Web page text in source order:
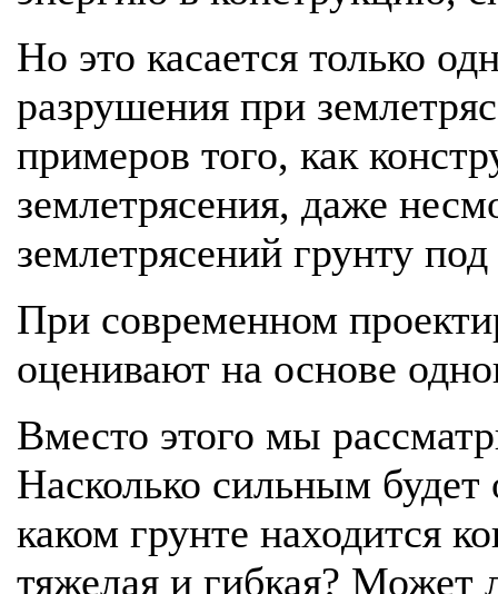
Но это касается только
разрушения при
примеров того, как
землетрясения, даже
землетрясений грунту
При современном
оценивают на основе
Вместо этого мы
Насколько сильным
каком грунте находится
тяжелая и гибкая? Может